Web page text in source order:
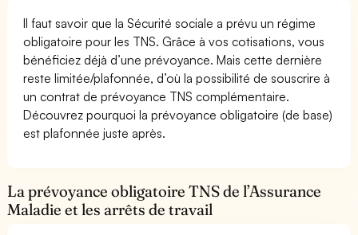
Il faut savoir que la Sécurité sociale a prévu un régime
obligatoire pour les TNS. Grâce à vos cotisations, vous
bénéficiez déjà d’une prévoyance. Mais cette dernière
reste limitée/plafonnée, d’où la possibilité de souscrire à
un contrat de prévoyance TNS complémentaire.
Découvrez pourquoi la prévoyance obligatoire (de base)
est plafonnée juste après.
La prévoyance obligatoire TNS de l’Assurance
Maladie et les arrêts de travail